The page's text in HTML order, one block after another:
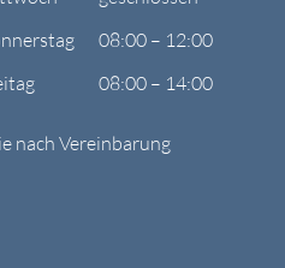
08:00 – 12:00
08:00 – 14:00
nach Vereinbarung